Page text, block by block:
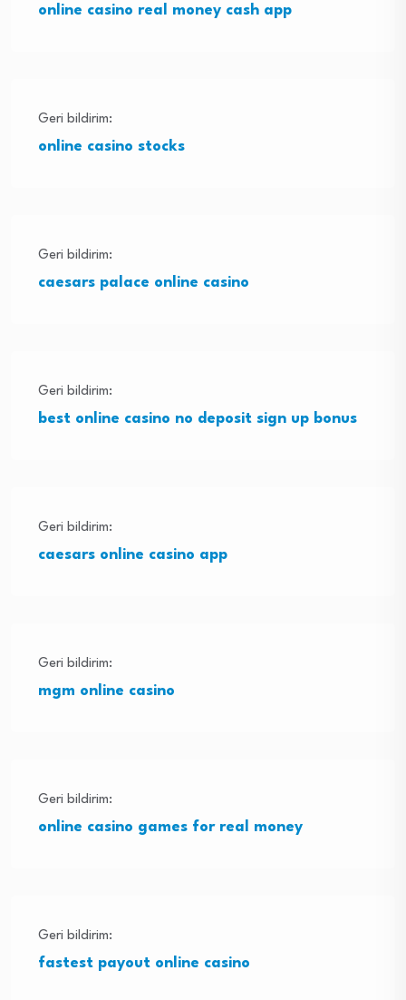
online casino real money cash app
Geri bildirim:
online casino stocks
Geri bildirim:
caesars palace online casino
Geri bildirim:
best online casino no deposit sign up bonus
Geri bildirim:
caesars online casino app
Geri bildirim:
mgm online casino
Geri bildirim:
online casino games for real money
Geri bildirim:
fastest payout online casino